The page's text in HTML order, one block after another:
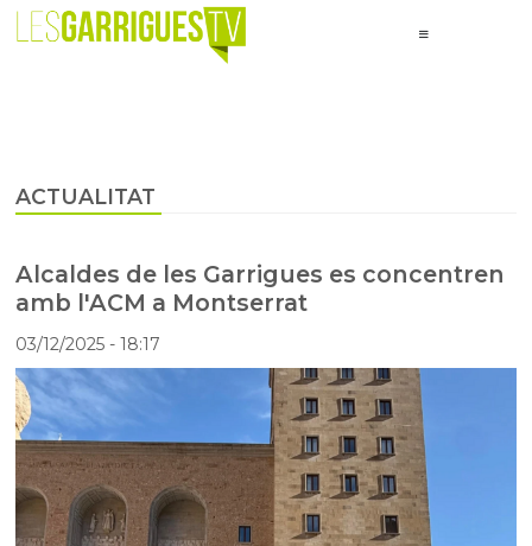
ACTUALITAT
Alcaldes de les Garrigues es concentren
amb l'ACM a Montserrat
03/12/2025- 18:17